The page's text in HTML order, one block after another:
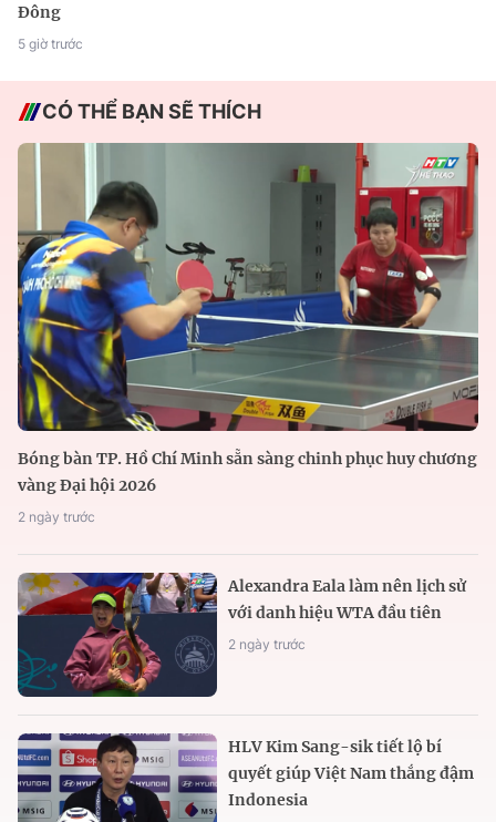
Đông
5 giờ trước
CÓ THỂ BẠN SẼ THÍCH
Bóng bàn TP. Hồ Chí Minh sẵn sàng chinh phục huy chương
vàng Đại hội 2026
2 ngày trước
Alexandra Eala làm nên lịch sử
với danh hiệu WTA đầu tiên
2 ngày trước
HLV Kim Sang-sik tiết lộ bí
quyết giúp Việt Nam thắng đậm
Indonesia